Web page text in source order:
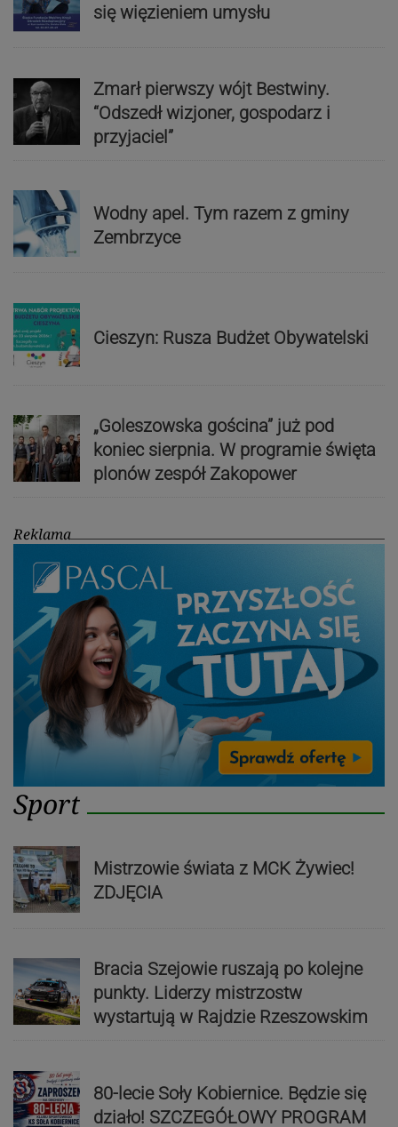
się więzieniem umysłu
Zmarł pierwszy wójt Bestwiny.
“Odszedł wizjoner, gospodarz i
przyjaciel”
Wodny apel. Tym razem z gminy
Zembrzyce
Cieszyn: Rusza Budżet Obywatelski
„Goleszowska gościna” już pod
koniec sierpnia. W programie święta
plonów zespół Zakopower
Reklama
Sport
Mistrzowie świata z MCK Żywiec!
ZDJĘCIA
Bracia Szejowie ruszają po kolejne
punkty. Liderzy mistrzostw
wystartują w Rajdzie Rzeszowskim
80-lecie Soły Kobiernice. Będzie się
działo! SZCZEGÓŁOWY PROGRAM